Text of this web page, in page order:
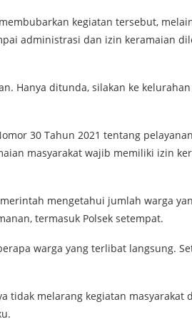
kegiatan tersebut,
administrasi dan izin keramaian
Hanya ditunda, silakan ke
30 Tahun 2021 tentang
masyarakat wajib memiliki izin
mengetahui jumlah warga
termasuk Polsek setempat.
warga yang terlibat langsung.
tidak melarang kegiatan masyarakat